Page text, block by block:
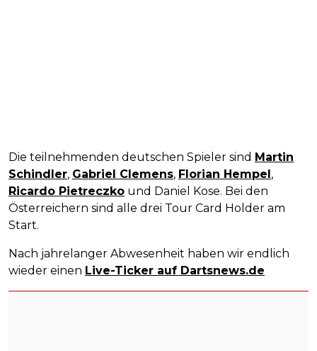
Die teilnehmenden deutschen Spieler sind Martin
Schindler, Gabriel Clemens, Florian Hempel ,
Ricardo Pietreczko und Daniel Kose. Bei den
Österreichern sind alle drei Tour Card Holder am
Start.
Nach jahrelanger Abwesenheit haben wir endlich
wieder einen Live-Ticker auf Dartsnews.de